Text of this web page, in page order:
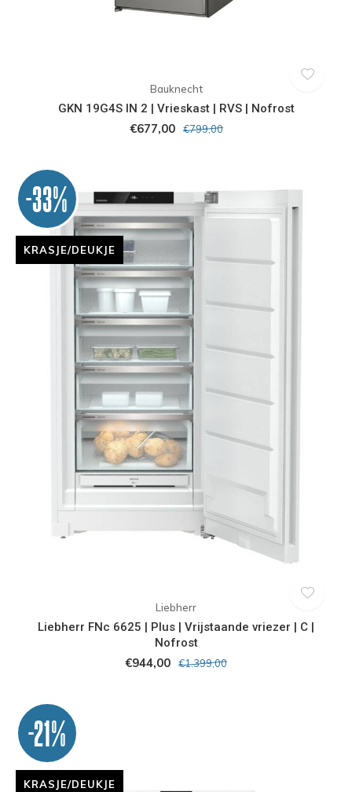
Bauknecht
GKN 19G4S IN 2 | Vrieskast | RVS | Nofrost
€677,00 €799,00
-33%
KRASJE/DEUKJE
Liebherr
Liebherr FNc 6625 | Plus | Vrijstaande vriezer | C |
Nofrost
€944,00 €1.399,00
-21%
KRASJE/DEUKJE